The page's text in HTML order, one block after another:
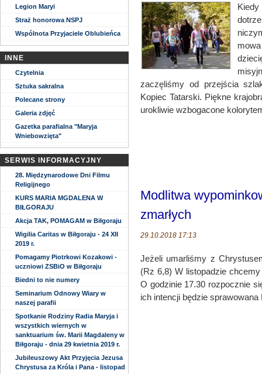
Legion Maryi
Straż honorowa NSPJ
Wspólnota Przyjaciele Oblubieńca
INNE
Czytelnia
Sztuka sakralna
Polecane strony
Galeria zdjęć
Gazetka parafialna "Maryja
Wniebowzięta"
SERWIS INFORMACYJNY
28. Międzynarodowe Dni Filmu
Religijnego
KURS MARIA MGDALENA W
BIŁGORAJU
Akcja TAK, POMAGAM w Biłgoraju
Wigilia Caritas w Biłgoraju - 24 XII
2019 r.
Pomagamy Piotrkowi Kozakowi -
uczniowi ZSBiO w Biłgoraju
Biedni to nie numery
Seminarium Odnowy Wiary w
naszej parafii
Spotkanie Rodziny Radia Maryja i
wszystkich wiernych w
sanktuarium św. Marii Magdaleny w
Biłgoraju - dnia 29 kwietnia 2019 r.
Jubileuszowy Akt Przyjęcia Jezusa
Chrystusa za Króla i Pana - listopad
Kiedy
zaczęliśmy od przejścia
Kopiec Tatarski. Piękne
urokliwie wzbogacone
Modlitwa
zmarłych
29.10.2018 17:13
Jeżeli umarliśmy z
(Rz 6,8) W listopadzie
O godzinie 17.30 rozpocznie
ich intencji będzie sprawowana